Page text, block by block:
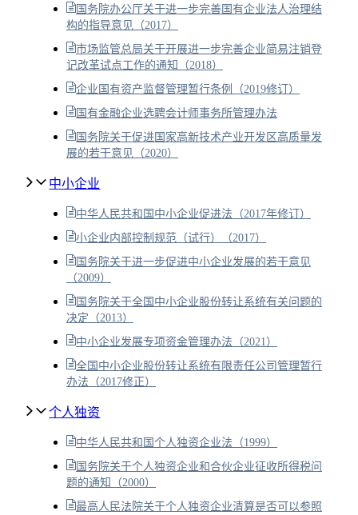
国务院办公厅关于进一步完善国有企业法人治理结
构的指导意见（2017）
市场监管总局关于开展进一步完善企业简易注销登
记改革试点工作的通知（2018）
企业国有资产监督管理暂行条例（2019修订）
国有金融企业选聘会计师事务所管理办法
国务院关于促进国家高新技术产业开发区高质量发
展的若干意见（2020）
中小企业
中华人民共和国中小企业促进法（2017年修订）
小企业内部控制规范（试行）（2017）
国务院关于进一步促进中小企业发展的若干意见
（2009）
国务院关于全国中小企业股份转让系统有关问题的
决定（2013）
中小企业发展专项资金管理办法（2021）
全国中小企业股份转让系统有限责任公司管理暂行
办法（2017修正）
个人独资
中华人民共和国个人独资企业法（1999）
国务院关于个人独资企业和合伙企业征收所得税问
题的通知（2000）
最高人民法院关于个人独资企业清算是否可以参照